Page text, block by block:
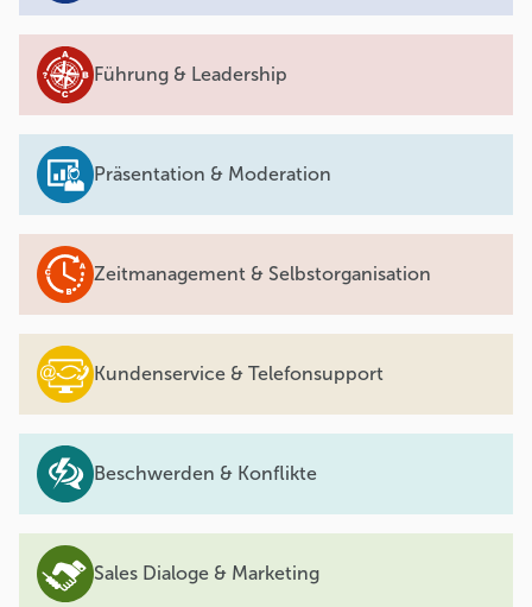
Führung & Leadership
Präsentation & Moderation
Zeitmanagement & Selbstorganisation
Kundenservice & Telefonsupport
Beschwerden & Konflikte
Sales Dialoge & Marketing